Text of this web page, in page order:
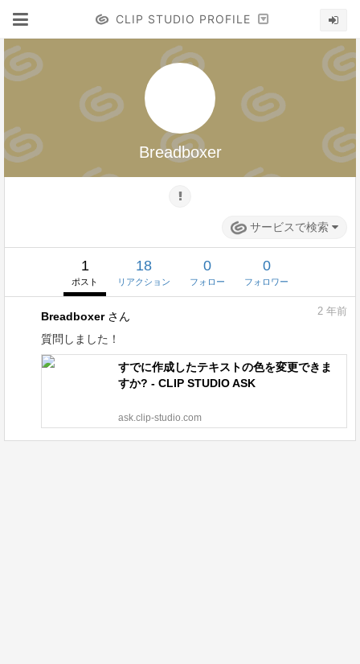
CLIP STUDIO PROFILE
Breadboxer
サービスで検索
1
ポスト
18
リアクション
0
フォロー
0
フォロワー
Breadboxerさん
質問しました！
2 年前
すでに作成したテキストの色を変更できま
すか? - CLIP STUDIO ASK
ask.clip-studio.com